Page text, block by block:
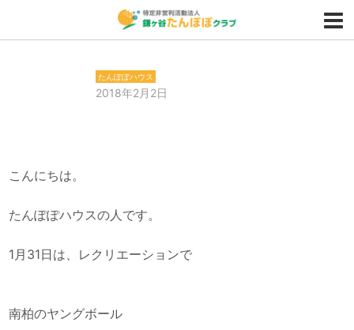
たんぽぽハウス
2018年2月2日
こんにちは。
たんぽぽハウスの人です。
1月31日は、レクリエーションで
南柏のヤングボール